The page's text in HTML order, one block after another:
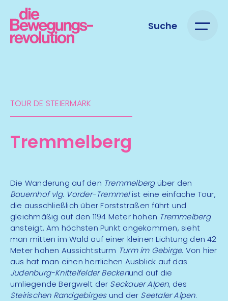
Suche
TOUR DE STEIERMARK​
Tremmelberg
Die Wanderung auf den Tremmelbergüber den
Bauernhof vlg. Vorder-Tremmelist eine einfache Tour,
die ausschließlich über Forststraßen führt und
gleichmäßig auf den 1194 Meter hohen Tremmelberg
ansteigt. Am höchsten Punkt angekommen, sieht
man mitten im Wald auf einer kleinen Lichtung den 42
Meter hohen Aussichtsturm Turm im Gebirge. Von hier
aus hat man einen herrlichen Ausblick auf das
Judenburg-Knittelfelder Beckenund auf die
umliegende Bergwelt der Seckauer Alpen, des
Steirischen Randgebirgesund der Seetaler Alpen.